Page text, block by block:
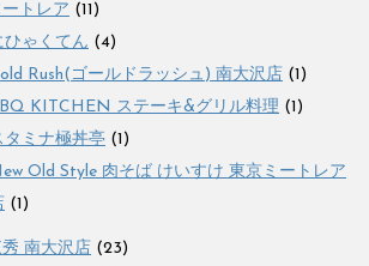
トレア (11)
ひゃくてん (4)
Rush(ゴールドラッシュ) 南大沢店 (1)
KITCHEN ステーキ&グリル料理 (1)
タミナ極丼亭 (1)
Old Style 肉そば けいすけ 東京ミートレア
(1)
南大沢店 (23)